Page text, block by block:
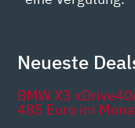
Neueste
BMW X3
485 Euro im